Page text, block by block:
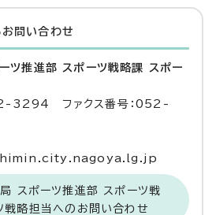
お問い合わせ
ツ推進部 スポーツ戦略課 スポー
3294 ファクス番号：052-
スポーツ推進部 スポーツ戦
戦略担当へのお問い合わせ